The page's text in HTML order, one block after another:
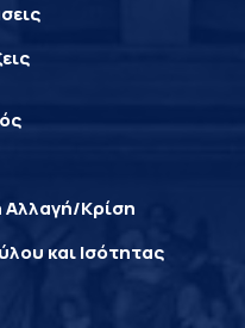
Αλλαγή/Κρίση
και Ισότητας